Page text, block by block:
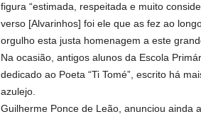
figura “estimada, respeitada e muito
verso [Alvarinhos] foi ele que as fez ao
orgulho esta justa homenagem a este
Na ocasião, antigos alunos da Escola
dedicado ao Poeta “Ti Tomé”, escrito há
azulejo.
Guilherme Ponce de Leão, anunciou ainda